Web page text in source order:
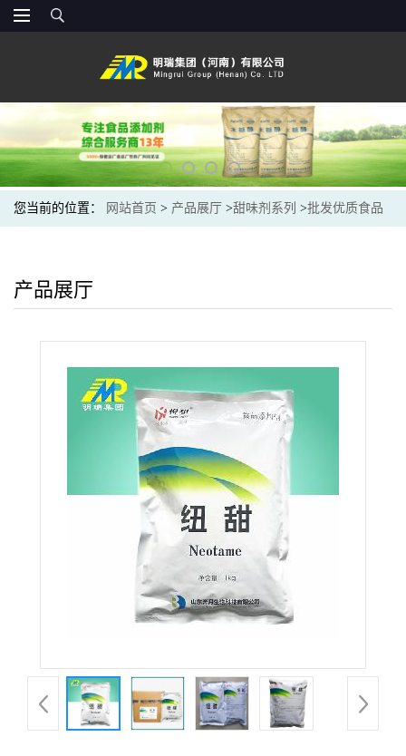
您当前的位置： 网站首页 > 产品展厅 >甜味剂系列 >批发优质食品
产品展厅